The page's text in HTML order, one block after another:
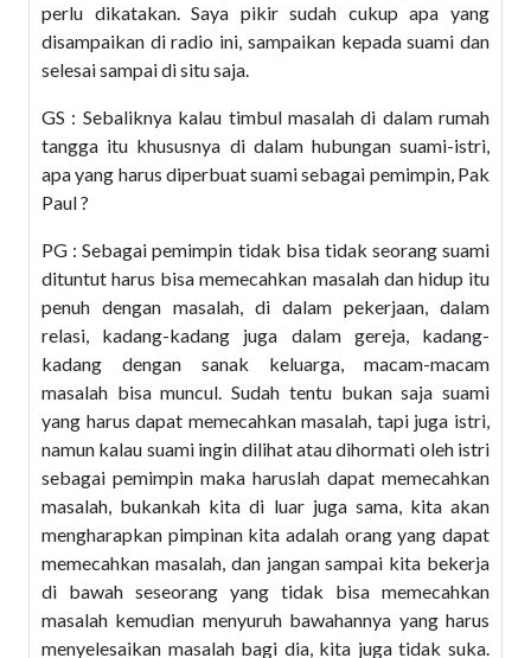
perlu dikatakan. Saya pikir sudah cukup apa yang
disampaikan di radio ini, sampaikan kepada suami dan
selesai sampai di situ saja.
GS : Sebaliknya kalau timbul masalah di dalam rumah
tangga itu khususnya di dalam hubungan suami-istri,
apa yang harus diperbuat suami sebagai pemimpin, Pak
Paul ?
PG : Sebagai pemimpin tidak bisa tidak seorang suami
dituntut harus bisa memecahkan masalah dan hidup itu
penuh dengan masalah, di dalam pekerjaan, dalam
relasi, kadang-kadang juga dalam gereja, kadang-
kadang dengan sanak keluarga, macam-macam
masalah bisa muncul. Sudah tentu bukan saja suami
yang harus dapat memecahkan masalah, tapi juga istri,
namun kalau suami ingin dilihat atau dihormati oleh istri
sebagai pemimpin maka haruslah dapat memecahkan
masalah, bukankah kita di luar juga sama, kita akan
mengharapkan pimpinan kita adalah orang yang dapat
memecahkan masalah, dan jangan sampai kita bekerja
di bawah seseorang yang tidak bisa memecahkan
masalah kemudian menyuruh bawahannya yang harus
menyelesaikan masalah bagi dia, kita juga tidak suka.